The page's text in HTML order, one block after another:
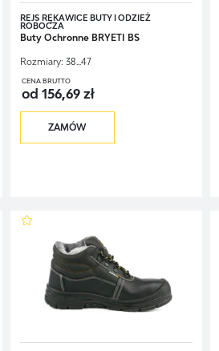
REJS RĘKAWICE BUTY I ODZIEŻ
ROBOCZA
Buty Ochronne BRYETI BS
Rozmiary: 38...47
CENA BRUTTO
od 156,69 zł
ZAMÓW